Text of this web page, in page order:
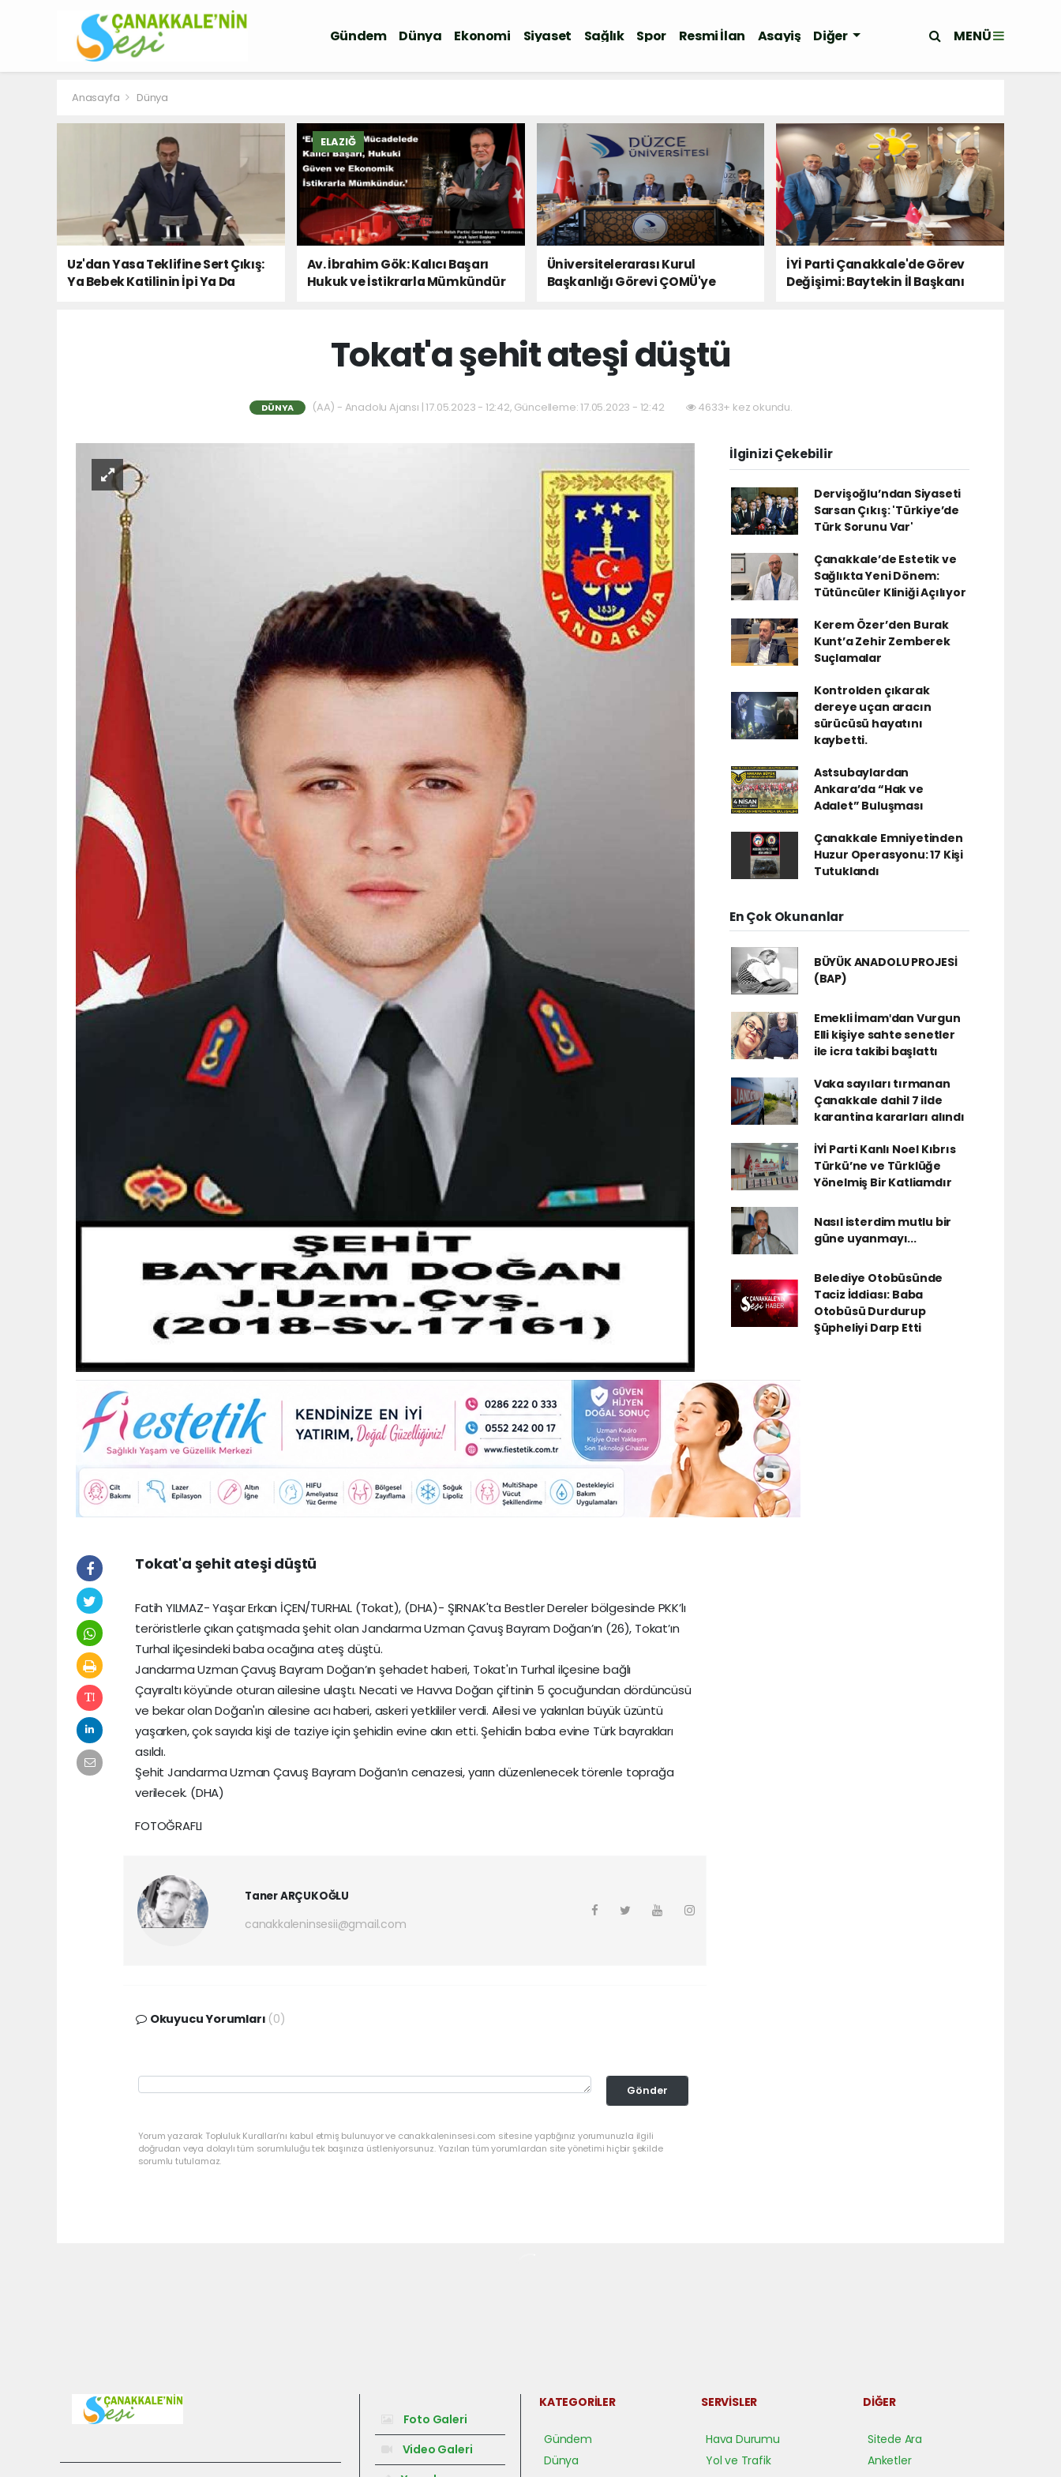
Gündem Dünya Ekonomi Siyaset Sağlık Spor Resmi İlan Asayiş Diğer MENÜ
Anasayfa Dünya
Uz'dan Yasa Teklifine Sert Çıkış:
Ya Bebek Katilinin İpi Ya Da
ELAZIĞ
Av. İbrahim Gök: Kalıcı Başarı
Hukuk ve İstikrarla Mümkündür
Üniversitelerarası Kurul
Başkanlığı Görevi ÇOMÜ'ye
İYİ Parti Çanakkale'de Görev
Değişimi: Baytekin İl Başkanı
Tokat'a şehit ateşi düştü
DÜNYA (AA) - Anadolu Ajansı | 17.05.2023 - 12:42, Güncelleme: 17.05.2023 - 12:42 4633+ kez okundu.
Tokat'a şehit ateşi düştü
Fatih YILMAZ- Yaşar Erkan İÇEN/TURHAL (Tokat), (DHA)- ŞIRNAK'ta Bestler Dereler bölgesinde PKK’lı
teröristlerle çıkan çatışmada şehit olan Jandarma Uzman Çavuş Bayram Doğan’ın (26), Tokat’ın
Turhal ilçesindeki baba ocağına ateş düştü.
Jandarma Uzman Çavuş Bayram Doğan’ın şehadet haberi, Tokat'ın Turhal ilçesine bağlı
Çayıraltı köyünde oturan ailesine ulaştı. Necati ve Havva Doğan çiftinin 5 çocuğundan dördüncüsü
ve bekar olan Doğan'ın ailesine acı haberi, askeri yetkililer verdi. Ailesi ve yakınları büyük üzüntü
yaşarken, çok sayıda kişi de taziye için şehidin evine akın etti. Şehidin baba evine Türk bayrakları
asıldı.
Şehit Jandarma Uzman Çavuş Bayram Doğan’ın cenazesi, yarın düzenlenecek törenle toprağa
verilecek. (DHA)
FOTOĞRAFLI
Taner ARÇUKOĞLU
canakkaleninsesii@gmail.com
Okuyucu Yorumları (0)
Gönder
Yorum yazarak Topluluk Kuralları’nı kabul etmiş bulunuyor ve canakkaleninsesi.com sitesine yaptığınız yorumunuzla ilgili
doğrudan veya dolaylı tüm sorumluluğu tek başınıza üstleniyorsunuz. Yazılan tüm yorumlardan site yönetimi hiçbir şekilde
sorumlu tutulamaz.
İlginizi Çekebilir
Dervişoğlu’ndan Siyaseti
Sarsan Çıkış: 'Türkiye’de
Türk Sorunu Var'
Çanakkale’de Estetik ve
Sağlıkta Yeni Dönem:
Tütüncüler Kliniği Açılıyor
Kerem Özer’den Burak
Kunt’a Zehir Zemberek
Suçlamalar
Kontrolden çıkarak
dereye uçan aracın
sürücüsü hayatını
kaybetti.
Astsubaylardan
Ankara’da “Hak ve
Adalet” Buluşması
Çanakkale Emniyetinden
Huzur Operasyonu: 17 Kişi
Tutuklandı
En Çok Okunanlar
BÜYÜK ANADOLU PROJESİ
(BAP)
Emekli İmamʹdan Vurgun
Elli kişiye sahte senetler
ile icra takibi başlattı
Vaka sayıları tırmanan
Çanakkale dahil 7 ilde
karantina kararları alındı
İYİ Parti Kanlı Noel Kıbrıs
Türkü’ne ve Türklüğe
Yönelmiş Bir Katliamdır
Nasıl isterdim mutlu bir
güne uyanmayı...
Belediye Otobüsünde
Taciz İddiası: Baba
Otobüsü Durdurup
Şüpheliyi Darp Etti
Foto Galeri
Video Galeri
KATEGORİLER
Gündem
Dünya
SERVİSLER
Hava Durumu
Yol ve Trafik
DİĞER
Sitede Ara
Anketler